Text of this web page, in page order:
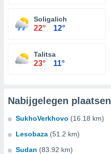
Soligalich
22° 12°
Talitsa
23° 11°
Nabijgelegen plaatsen
SukhoVerkhovo (16.18 km)
Lesobaza (51.2 km)
Sudan (83.92 km)